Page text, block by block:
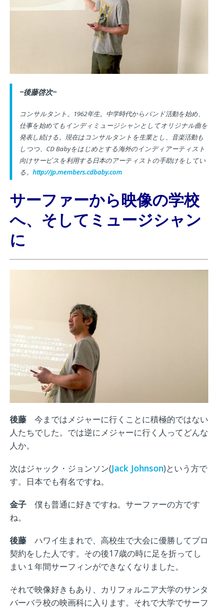
−後藤啓次−
コンサルタント。 1962年生。中学時代からバンド活動を始め、
仕事を始めてもインディミュージシャンとしてオリジナル曲を
発表し続ける。現在はコンサルタントを生業とし、音楽活動も
しつつ、 CD Babyをはじめとする海外のインディアーティスト
向けサービスを利用する日本のアーティストの手助けをしてい
る。 http://jp.members.cdbaby.com
サーファーから映像の学校
へ、そしてミュージシャン
に
後藤 今まではメジャーに行くことに積極的ではない
人たちでした。では逆にメジャーに行く人ってどんな
人か。
次はジャック・ジョンソン(Jack Johnson)という方で
す。日本でも有名ですね。
金子 僕も普通に好きですね。サーファーの方です
ね。
後藤 ハワイ生まれで、高校生で大会に優勝してプロ
契約をした人です。その後17歳の時に足を折ってし
まい１年間サーフィンができなくなりました。
それで映像好きもあり、カリフォルニア大学のサンタ
バーバラ校の映画科に入ります。それで大学でサーフ